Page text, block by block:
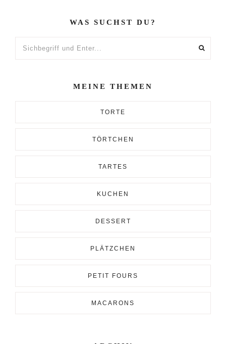
WAS SUCHST DU?
MEINE THEMEN
TORTE
TÖRTCHEN
TARTES
KUCHEN
DESSERT
PLÄTZCHEN
PETIT FOURS
MACARONS